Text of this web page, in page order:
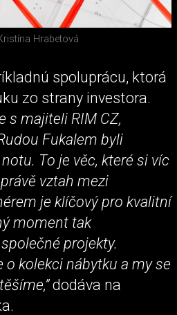
Hrabetová
spoluprácu, ktorá
zo strany investora.
s majiteli RIM CZ,
Fukalem byli
To je věc, které si víc
vztah mezi
je klíčový pro kvalitní
moment tak
projekty.
o kolekci nábytku a my se
dodáva na